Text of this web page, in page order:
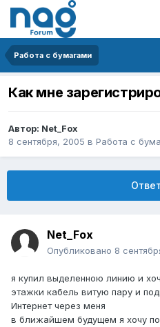
Работа с бумагами
Как мне
Автор: Net_Fox
8 сентября, 2005 в Работа с
Net_Fox
Опубликовано 8
я купил выделенною линию и
этажки кабель витую пару и
Интернет через меня
в ближайшем будущем я хочу